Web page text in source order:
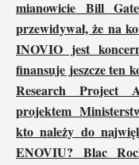
mianowicie Bill
przewidywał, że na
INOVIO jest
finansuje jeszcze ten
Research Project
projektem
kto należy do
ENOVIU? Blac